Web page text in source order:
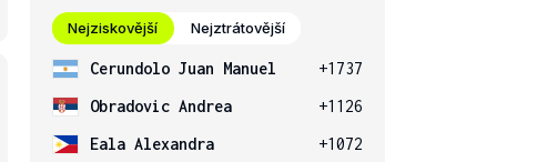
Nejziskovější Nejztrátovější
Cerundolo Juan Manuel
+1737
Obradovic Andrea
+1126
Eala Alexandra
+1072